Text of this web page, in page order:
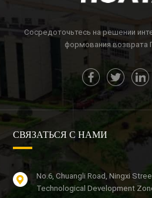
Сосредоточьтесь на решении
формования возврата
СВЯЗАТЬСЯ С НАМИ
No.6, Chuangli Road, Ningxi
Technological Development